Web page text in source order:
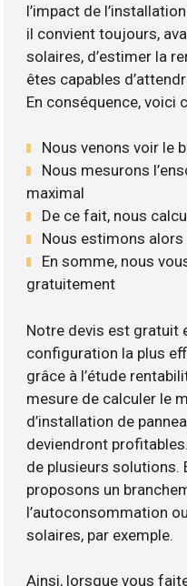
l’impact de
il convient toujours,
solaires, d’estimer la
êtes capables
En conséquence, voici
Nous venons voir le
Nous mesurons
maximal
De ce fait, nous
Nous estimons
En somme, nous
gratuitement
Notre devis est gratuit
configuration la plus
grâce à l’étude
mesure de calculer le
d’installation de
deviendront
de plusieurs solutions.
proposons un
l’autoconsommation
solaires, par exemple.
Ainsi, lorsque vous